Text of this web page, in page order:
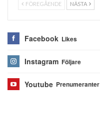
FÖREGÅENDE NÄSTA
Facebook Likes
Instagram Följare
Youtube Prenumeranter